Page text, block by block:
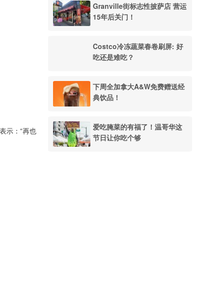
示：“再也
Granville街标志性披萨店 营运
15年后关门！
Costco冷冻蔬菜春卷刷屏: 好
吃还是难吃？
下周全加拿大A&W免费赠送经
典饮品！
爱吃腌菜的有福了！温哥华这
节日让你吃个够